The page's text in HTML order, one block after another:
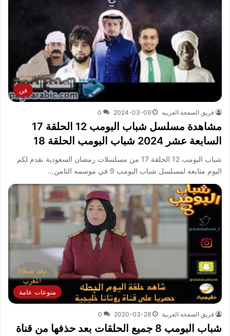
فن
فريق الصفحة العربية 2024-03-09
0
مشاهدة مسلسل شباب البومب 12 الحلقة 17
السابعة عشر 2024 شباب البومب الحلقة 18
شباب البومب 12 الحلقة 17 من مسلسلات رمضان السعودية نقدم لكم
اليوم متابعة لمسلسل شباب البومب 9 في موسمه الثامن…
منوعات عامة
فريق الصفحة العربية 2020-03-28
0
شباب البومب 8 جميع الحلقات بعد حذفها من قناة